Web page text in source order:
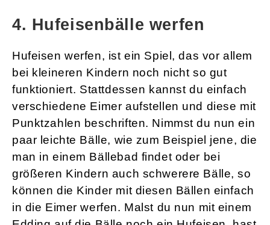
4. Hufeisenbälle werfen
Hufeisen werfen, ist ein Spiel, das vor allem
bei kleineren Kindern noch nicht so gut
funktioniert. Stattdessen kannst du einfach
verschiedene Eimer aufstellen und diese mit
Punktzahlen beschriften. Nimmst du nun ein
paar leichte Bälle, wie zum Beispiel jene, die
man in einem Bällebad findet oder bei
größeren Kindern auch schwerere Bälle, so
können die Kinder mit diesen Bällen einfach
in die Eimer werfen. Malst du nun mit einem